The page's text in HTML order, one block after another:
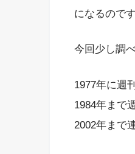
になるので
今回少し調
1977年に週
1984年まで
2002年まで